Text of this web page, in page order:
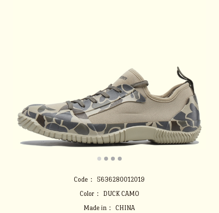
Code：
5636280012019
Color：
DUCK CAMO
Made in：
CHINA